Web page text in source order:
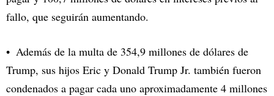
fallo, que seguirán aumentando.
Además de la multa de 354,9 millones de dólares de
Trump, sus hijos Eric y Donald Trump Jr. también fueron
condenados a pagar cada uno aproximadamente 4 millones